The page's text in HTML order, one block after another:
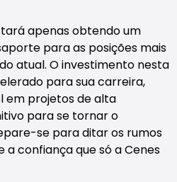
apenas obtendo um
para as posições mais
atual. O investimento nesta
para sua carreira,
em projetos de alta
para se tornar o
se para ditar os rumos
confiança que só a Cenes